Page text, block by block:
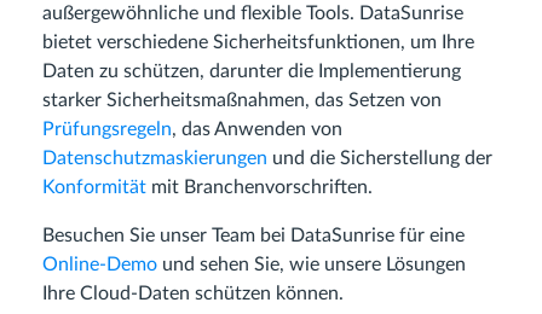
außergewöhnliche und flexible Tools. DataSunrise
bietet verschiedene Sicherheitsfunktionen, um Ihre
Daten zu schützen, darunter die Implementierung
starker Sicherheitsmaßnahmen, das Setzen von
Prüfungsregeln, das Anwenden von
Datenschutzmaskierungen und die Sicherstellung der
Konformität mit Branchenvorschriften.
Besuchen Sie unser Team bei DataSunrise für eine
Online-Demo und sehen Sie, wie unsere Lösungen
Ihre Cloud-Daten schützen können.